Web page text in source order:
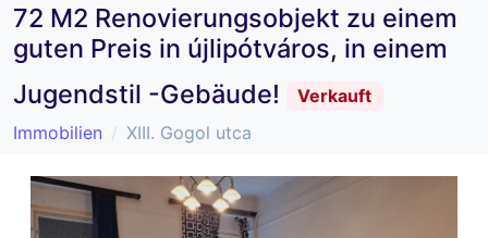
72 M2 Renovierungsobjekt zu einem
guten Preis in újlipótváros, in einem
Jugendstil -Gebäude!
Verkauft
Immobilien
XIII. Gogol utca